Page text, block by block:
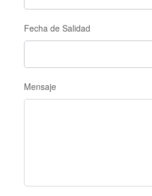
Fecha de Salidad
Mensaje